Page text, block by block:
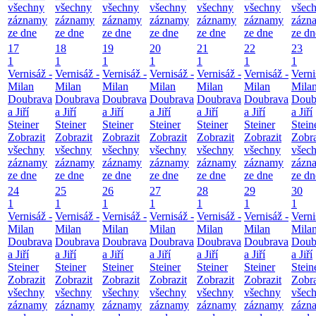
všechny
záznamy
ze dne
všechny
záznamy
ze dne
všechny
záznamy
ze dne
všechny
záznamy
ze dne
všechny
záznamy
ze dne
všechny
záznamy
ze dne
ze
17
1
Vernisáž -
Milan
Doubrava
a Jiří
Steiner
Zobrazit
všechny
záznamy
ze dne
18
1
Vernisáž -
Milan
Doubrava
a Jiří
Steiner
Zobrazit
všechny
záznamy
ze dne
19
1
Vernisáž -
Milan
Doubrava
a Jiří
Steiner
Zobrazit
všechny
záznamy
ze dne
20
1
Vernisáž -
Milan
Doubrava
a Jiří
Steiner
Zobrazit
všechny
záznamy
ze dne
21
1
Vernisáž -
Milan
Doubrava
a Jiří
Steiner
Zobrazit
všechny
záznamy
ze dne
22
1
Vernisáž -
Milan
Doubrava
a Jiří
Steiner
Zobrazit
všechny
záznamy
ze dne
23
1
a Jiří
ze
24
1
Vernisáž -
Milan
Doubrava
a Jiří
Steiner
Zobrazit
všechny
záznamy
25
1
Vernisáž -
Milan
Doubrava
a Jiří
Steiner
Zobrazit
všechny
záznamy
26
1
Vernisáž -
Milan
Doubrava
a Jiří
Steiner
Zobrazit
všechny
záznamy
27
1
Vernisáž -
Milan
Doubrava
a Jiří
Steiner
Zobrazit
všechny
záznamy
28
1
Vernisáž -
Milan
Doubrava
a Jiří
Steiner
Zobrazit
všechny
záznamy
29
1
Vernisáž -
Milan
Doubrava
a Jiří
Steiner
Zobrazit
všechny
záznamy
30
1
a Jiří